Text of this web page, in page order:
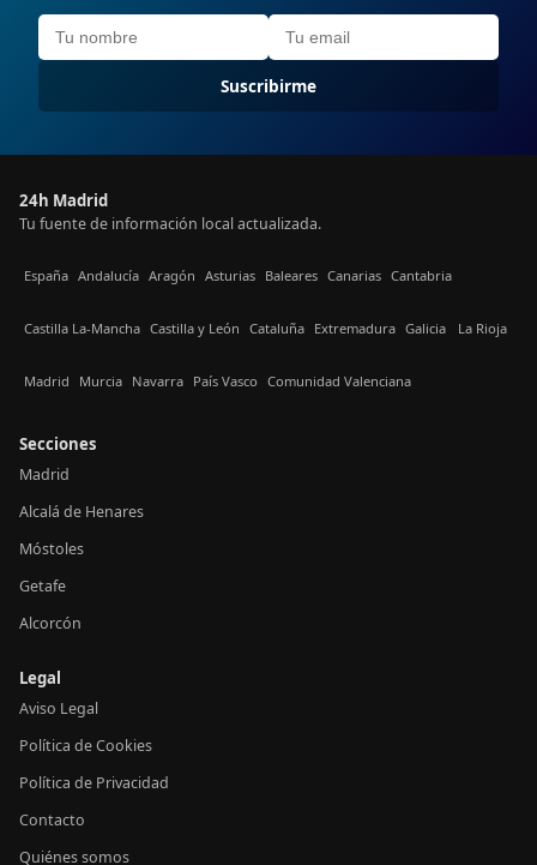
Suscribirme
24h Madrid
Tu fuente de información local actualizada.
España Andalucía Aragón Asturias Baleares Canarias Cantabria
Castilla La-Mancha Castilla y León Cataluña Extremadura Galicia La Rioja
Madrid Murcia Navarra País Vasco Comunidad Valenciana
Secciones
Madrid
Alcalá de Henares
Móstoles
Getafe
Alcorcón
Legal
Aviso Legal
Política de Cookies
Política de Privacidad
Contacto
Quiénes somos